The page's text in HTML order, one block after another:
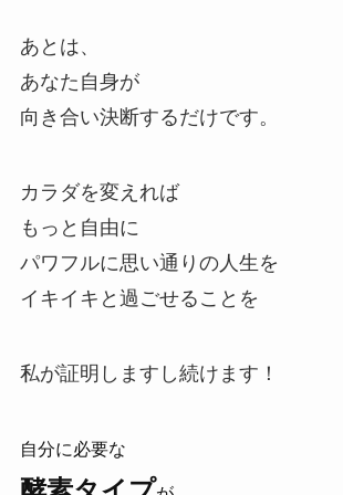
あとは、
あなた自身が
向き合い決断するだけです。
カラダを変えれば
もっと自由に
パワフルに思い通りの人生を
イキイキと過ごせることを
私が証明しますし続けます！
自分に必要な